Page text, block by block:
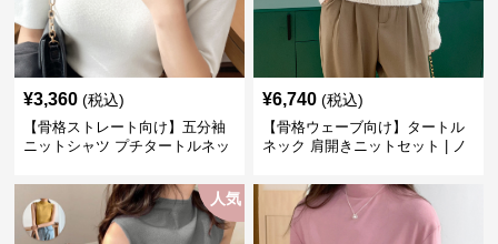
¥3,360 (税込)
【骨格ストレート向け】五分袖
ニットシャツ プチタートルネッ
¥6,740 (税込)
【骨格ウェーブ向け】タートル
ネック 肩開きニットセット | ノ
人気